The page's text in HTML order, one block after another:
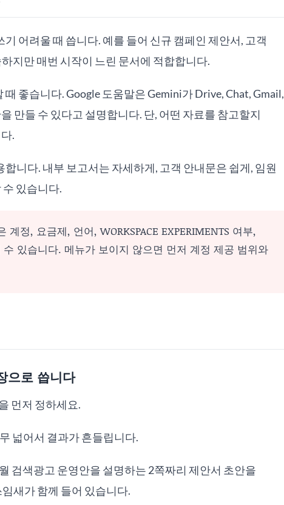
어려울 때 씁니다. 예를 들어 신규 캠페인 제안서, 고객
지만 매번 시작이 느린 문서에 적합합니다.
좋습니다. Google 도움말은 Gemini가 Drive, Chat, Gmail,
만들 수 있다고 설명합니다. 단, 어떤 자료를 참고할지
.
니다. 내부 보고서는 자세하게, 고객 안내문은 쉽게, 임원
있습니다.
계정, 요금제, 언어, WORKSPACE EXPERIMENTS 여부,
있습니다. 메뉴가 보이지 않으면 먼저 계정 제공 범위와
으로 씁니다
먼저 정하세요.
넓어서 결과가 흔들립니다.
검색광고 운영안을 설명하는 2쪽짜리 제안서 초안을
새가 함께 들어 있습니다.